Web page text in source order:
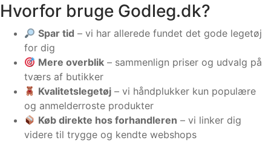
Hvorfor bruge Godleg.dk?
Spar tid – vi har allerede fundet det gode legetøj
for dig
Mere overblik – sammenlign priser og udvalg på
tværs af butikker
Kvalitetslegetøj – vi håndplukker kun populære
og anmelderroste produkter
Køb direkte hos forhandleren – vi linker dig
videre til trygge og kendte webshops